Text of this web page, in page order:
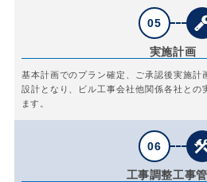
05
実施計画
基本計画でのプラン確定、ご承認後実施計
設計となり、ビル工事会社他関係各社との
ます。
06
工事調整工事